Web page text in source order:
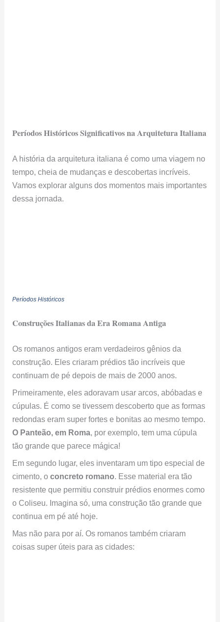
Períodos Históricos Significativos na Arquitetura Italiana
A história da arquitetura italiana é como uma viagem no
tempo, cheia de mudanças e descobertas incríveis.
Vamos explorar alguns dos momentos mais importantes
dessa jornada.
Períodos Históricos
Construções Italianas da Era Romana Antiga
Os romanos antigos eram verdadeiros gênios da
construção. Eles criaram prédios tão incríveis que
continuam de pé depois de mais de 2000 anos.
Primeiramente, eles adoravam usar arcos, abóbadas e
cúpulas. É como se tivessem descoberto que as formas
redondas eram super fortes e bonitas ao mesmo tempo.
O Panteão, em Roma, por exemplo, tem uma cúpula
tão grande que parece mágica!
Em segundo lugar, eles inventaram um tipo especial de
cimento, oconcreto romano. Esse material era tão
resistente que permitiu construir prédios enormes como
o Coliseu. Imagina só, uma construção tão grande que
continua em pé até hoje.
Mas não para por aí. Os romanos também criaram
coisas super úteis para as cidades: